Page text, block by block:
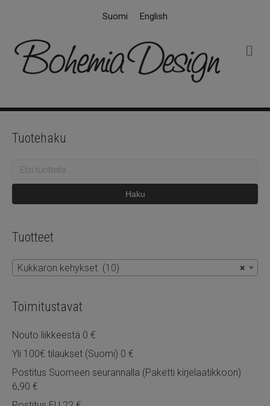
Suomi English
k
Tuotehaku
Etsi:
Haku
Tuotteet
×
Kukkaron kehykset (10)
Toimitustavat
Nouto liikkeestä 0 €
Yli 100€ tilaukset (Suomi) 0 €
Postitus Suomeen seurannalla (Paketti kirjelaatikkoon)
6,90 €